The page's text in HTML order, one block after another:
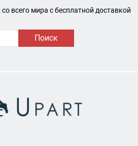
всего мира с бесплатной доставкой
Поиск